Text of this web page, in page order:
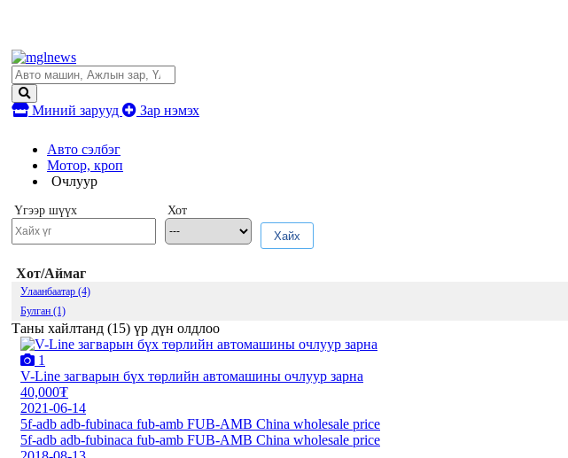
Миний зарууд Зар нэмэх
Авто сэлбэг
Мотор, кроп
Очлуур
Үгээр шүүх
Хот
Хайх
Хот/Аймаг
Улаанбаатар (4)
Булган (1)
Таны хайлтанд (15) үр дүн олдлоо
1
V-Line загварын бүх төрлийн автомашины очлуур зарна
40,000₮
2021-06-14
5f-adb adb-fubinaca fub-amb FUB-AMB China wholesale price
5f-adb adb-fubinaca fub-amb FUB-AMB China wholesale price